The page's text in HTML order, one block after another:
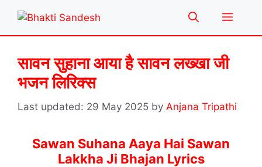
content
Menu
सावन सुहाना आया है सावन लख्खा जी
भजन लिरिक्स
29 May 2025 by Anjana Tripathi
Sawan Suhana Aaya Hai Sawan
Lakkha Ji Bhajan Lyrics